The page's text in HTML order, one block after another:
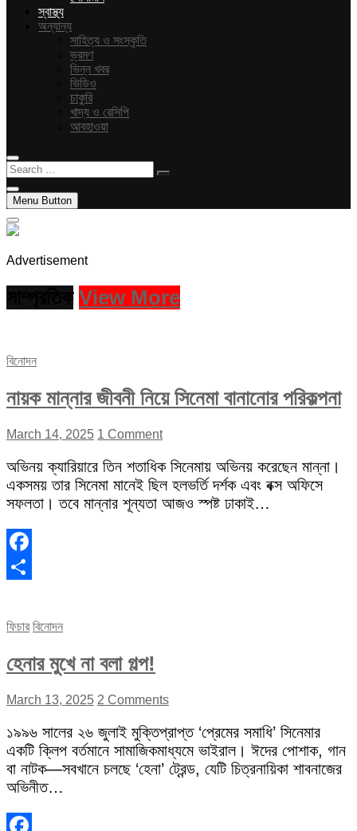
স্বাস্থ্য
অন্যান্য
সাহিত্য ও সংস্কৃতি
ভ্রমণ
ভিন্ন খবর
ভিডিও
চাকুরি
খাদ্য ও রেসিপি
আবহাওয়া
Search
…
Menu Button
Advertisement
View More
বিনোদন
নায়ক মান্নার জীবনী নিয়ে সিনেমা বানানোর পরিকল্পনা
March 14, 2025 1 Comment
অভিনয় ক্যারিয়ারে তিন শতাধিক সিনেমায় অভিনয় করেছেন মান্না।
একসময় তার সিনেমা মানেই ছিল হলভর্তি দর্শক এবং বক্স অফিসে
সফলতা। তবে মান্নার শূন্যতা আজও স্পষ্ট ঢাকাই…
Facebook
ফিচার বিনোদন
হেনার মুখে না বলা গল্প!
March 13, 2025 2 Comments
১৯৯৬ সালের ২৬ জুলাই মুক্তিপ্রাপ্ত ‘প্রেমের সমাধি’ সিনেমার
একটি ক্লিপ বর্তমানে সামাজিকমাধ্যমে ভাইরাল। ঈদের পোশাক, গান
বা নাটক—সবখানে চলছে ‘হেনা’ ট্রেন্ড, যেটি চিত্রনায়িকা শাবনাজের
অভিনীত…